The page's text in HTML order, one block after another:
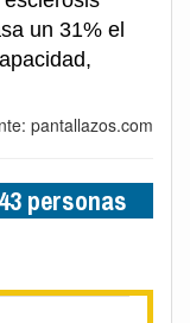
un 31% el
pantallazos.com
personas